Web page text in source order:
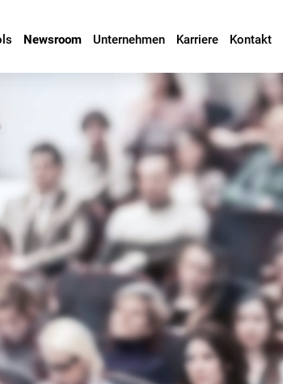
Newsroom Unternehmen Karriere Kontakt